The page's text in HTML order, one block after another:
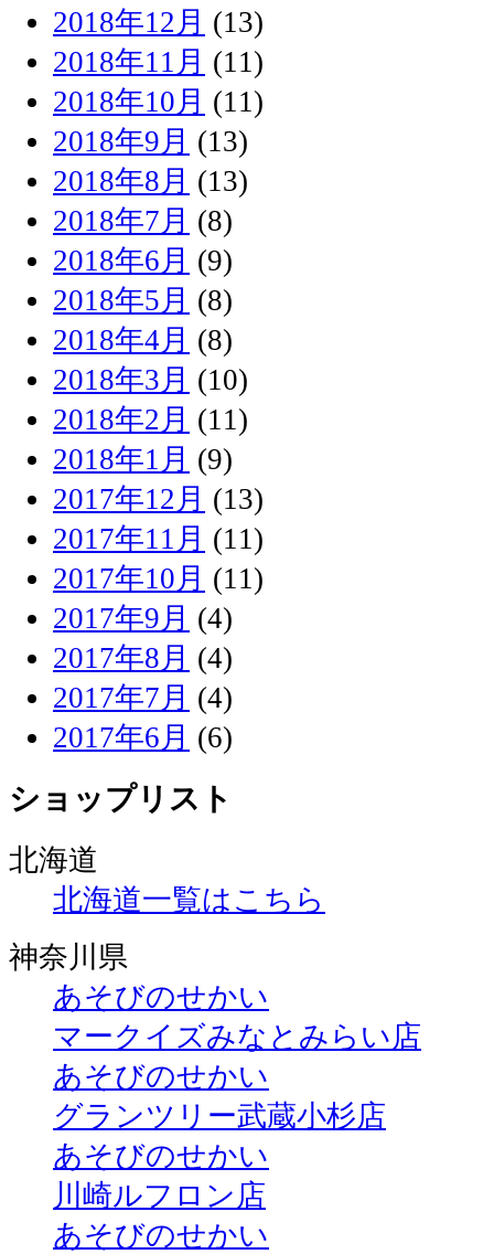
2018年12月 (13)
2018年11月 (11)
2018年10月 (11)
2018年9月 (13)
2018年8月 (13)
2018年7月 (8)
2018年6月 (9)
2018年5月 (8)
2018年4月 (8)
2018年3月 (10)
2018年2月 (11)
2018年1月 (9)
2017年12月 (13)
2017年11月 (11)
2017年10月 (11)
2017年9月 (4)
2017年8月 (4)
2017年7月 (4)
2017年6月 (6)
ショップリスト
北海道
北海道一覧はこちら
神奈川県
あそびのせかい
マークイズみなとみらい店
あそびのせかい
グランツリー武蔵小杉店
あそびのせかい
川崎ルフロン店
あそびのせかい